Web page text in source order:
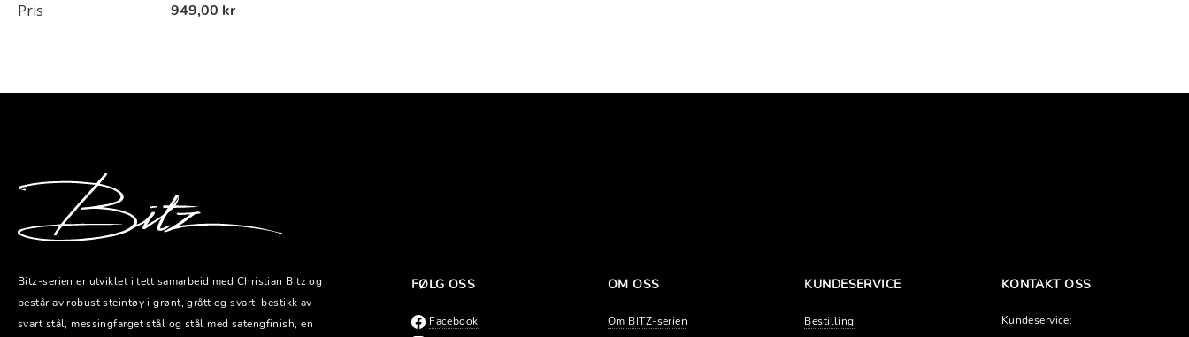
Pris 949,00 kr
Bitz-serien er utviklet i tett samarbeid med Christian Bitz og
består av robust steintøy i grønt, grått og svart, bestikk av
svart stål, messingfarget stål og stål med satengfinish, en
FØLG OSS
Facebook
OM OSS
Om BITZ-serien
KUNDESERVICE
Bestilling
KONTAKT OSS
Kundeservice: